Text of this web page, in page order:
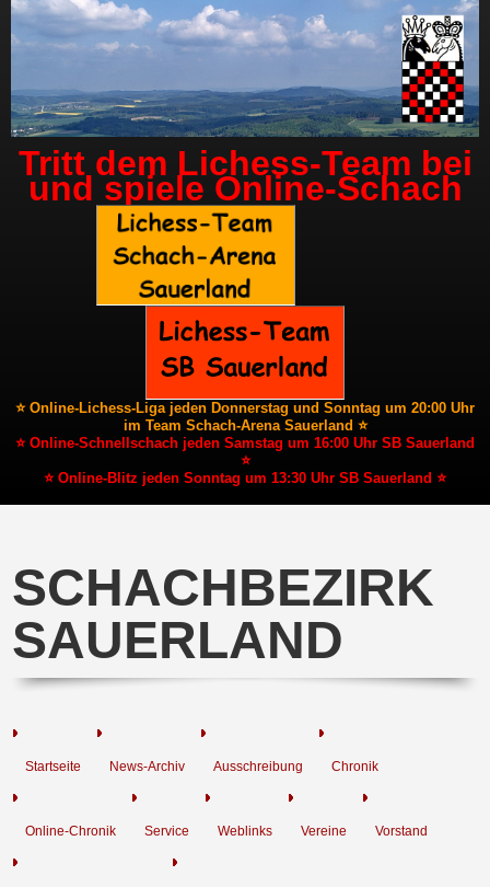
Tritt dem Lichess-Team bei
und spiele Online-Schach
⭐ Online-Lichess-Liga jeden Donnerstag und Sonntag um 20:00 Uhr
im Team Schach-Arena Sauerland ⭐
⭐ Online-Schnellschach jeden Samstag um 16:00 Uhr SB Sauerland
⭐
⭐ Online-Blitz jeden Sonntag um 13:30 Uhr SB Sauerland ⭐
SCHACHBEZIRK
SAUERLAND
Startseite News-Archiv Ausschreibung Chronik
Online-Chronik Service Weblinks Vereine Vorstand